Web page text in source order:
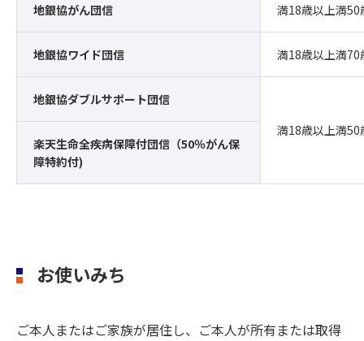
地銀協がん団信 満18歳以上満50
地銀協ワイド団信 満18歳以上満70
地銀協ダブルサポート団信
満18歳以上満50
楽天生命全疾病保障付団信（50％がん保
障特約付)
お使いみち
ご本人またはご家族が居住し、ご本人が所有または取得